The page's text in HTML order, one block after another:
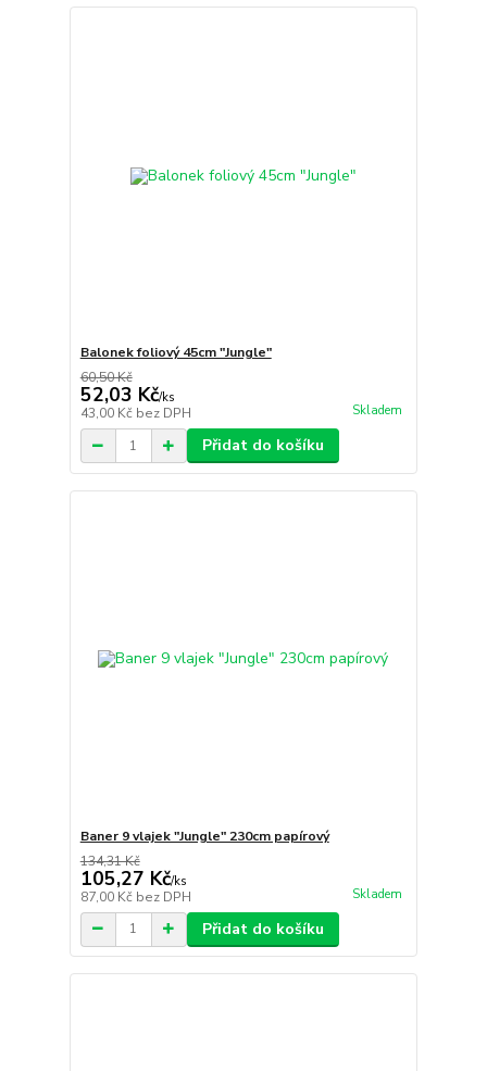
Balonek foliový 45cm "Jungle"
60,50 Kč
52,03 Kč/ks
43,00 Kč bez DPH Skladem
Přidat do košíku
Baner 9 vlajek "Jungle" 230cm papírový
134,31 Kč
105,27 Kč/ks
87,00 Kč bez DPH Skladem
Přidat do košíku